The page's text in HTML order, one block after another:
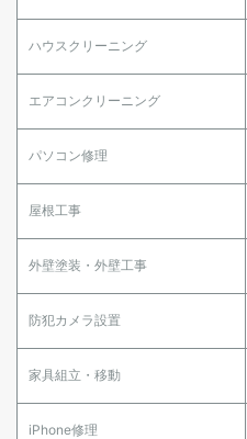
ハウスクリーニング
エアコンクリーニング
パソコン修理
屋根工事
外壁塗装・外壁工事
防犯カメラ設置
家具組立・移動
iPhone修理